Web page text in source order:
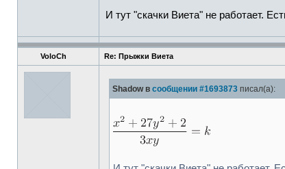
И тут "скачки Виета" не работает.
VoloCh Re: Прыжки Виета
Shadow в сообщении #1693873 писал(а):